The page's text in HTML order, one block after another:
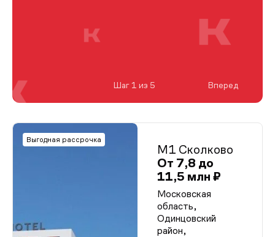
Выгодная рассрочка
М1 Сколково
От 7,8 до
11,5 млн ₽
Московская
область,
Одинцовский
район,
Шаг 1 из 5 Вперед